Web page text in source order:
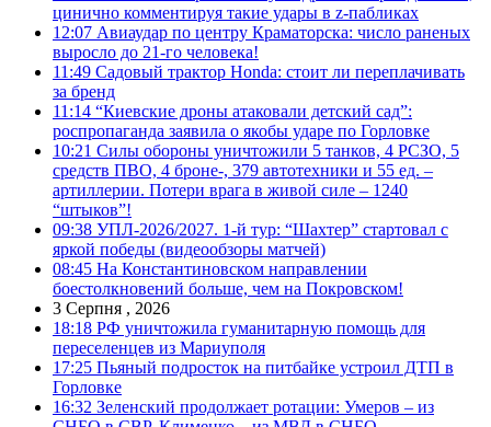
цинично комментируя такие удары в z-пабликах
12:07 Авиаудар по центру Краматорска: число раненых
выросло до 21-го человека!
11:49 Садовый трактор Honda: стоит ли переплачивать
за бренд
11:14 “Киевские дроны атаковали детский сад”:
роспропаганда заявила о якобы ударе по Горловке
10:21 Силы обороны уничтожили 5 танков, 4 РСЗО, 5
средств ПВО, 4 броне-, 379 автотехники и 55 ед. –
артиллерии. Потери врага в живой силе – 1240
“штыков”!
09:38 УПЛ-2026/2027. 1-й тур: “Шахтер” стартовал с
яркой победы (видеообзоры матчей)
08:45 На Константиновском направлении
боестолкновений больше, чем на Покровском!
3 Серпня , 2026
18:18 РФ уничтожила гуманитарную помощь для
переселенцев из Мариуполя
17:25 Пьяный подросток на питбайке устроил ДТП в
Горловке
16:32 Зеленский продолжает ротации: Умеров – из